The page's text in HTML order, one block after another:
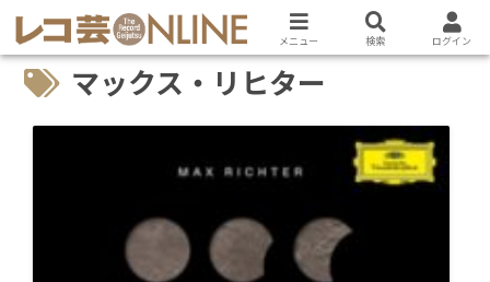
マックス・リヒター
メニュー 検索 ログイン